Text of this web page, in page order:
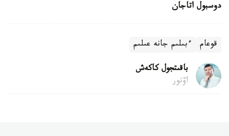
دوسبول اتاجان
قوعام ءبىلىم جانە عىلىم
باقىتجول كاكەش
اۆتور